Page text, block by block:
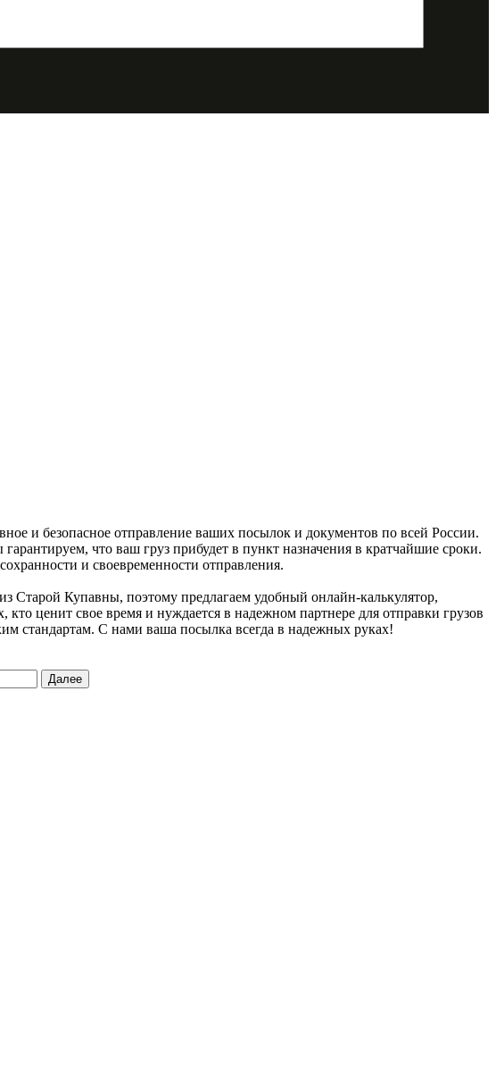
и безопасное отправление ваших посылок и документов по всей России.
что ваш груз прибудет в пункт назначения в кратчайшие сроки.
и своевременности отправления.
Старой Купавны, поэтому предлагаем удобный онлайн-калькулятор,
ценит свое время и нуждается в надежном партнере для отправки грузов
стандартам. С нами ваша посылка всегда в надежных руках!
Далее